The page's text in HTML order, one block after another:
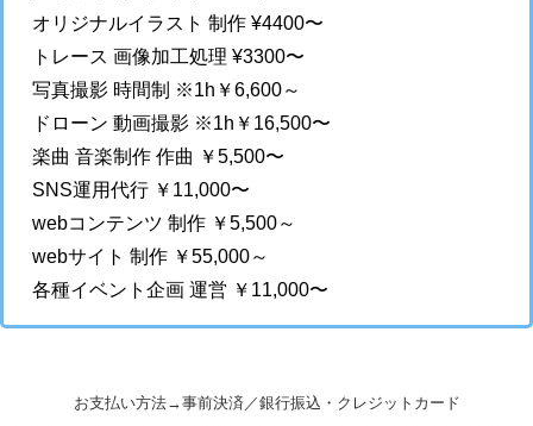
オリジナルイラスト 制作 ¥4400〜
トレース 画像加工処理 ¥3300〜
写真撮影 時間制 ※1h￥6,600～
ドローン 動画撮影 ※1h￥16,500〜
楽曲 音楽制作 作曲 ￥5,500〜
SNS運用代行 ￥11,000〜
webコンテンツ 制作 ￥5,500～
webサイト 制作 ￥55,000～
各種イベント企画 運営 ￥11,000〜
お支払い方法→事前決済／銀行振込・クレジットカード